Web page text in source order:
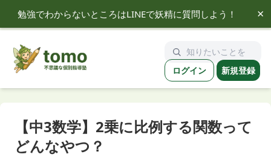
勉強でわからないところはLINEで妖精に質問しよう！ ×
tomo ログイン 新規登録
【中3数学】2乗に比例する関数って
どんなやつ？